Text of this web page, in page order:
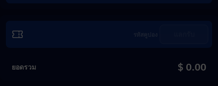
ยอดรวม $ 0.00